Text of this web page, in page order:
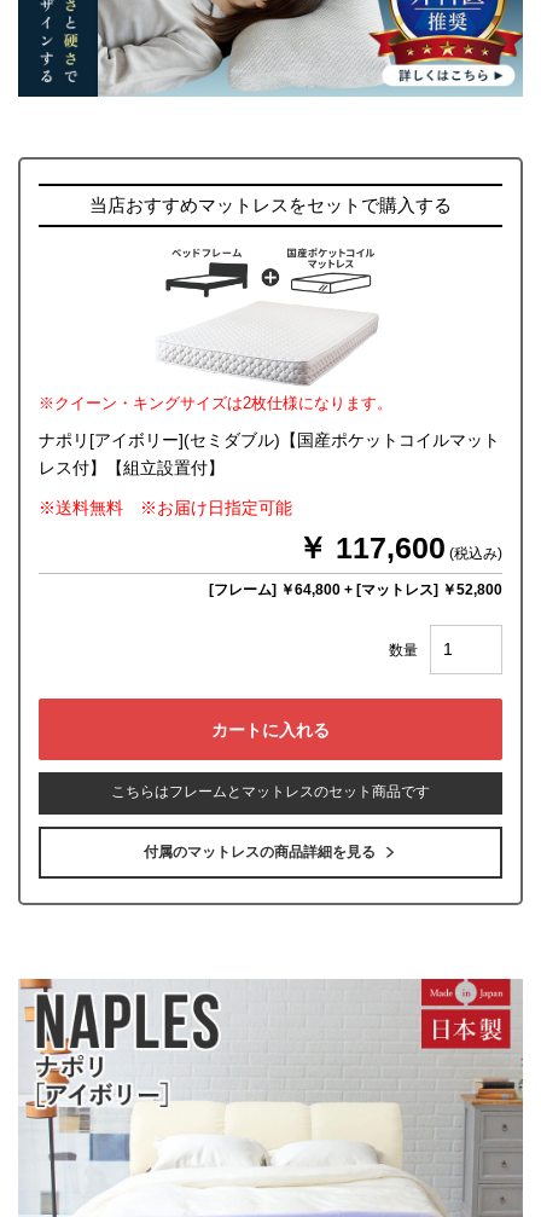
当店おすすめマットレスをセットで購入する
※クイーン・キングサイズは2枚仕様になります。
ナポリ[アイボリー](セミダブル)【国産ポケットコイルマット
レス付】【組立設置付】
※送料無料 ※お届け日指定可能
￥ 117,600 (税込み)
[フレーム] ￥64,800 + [マットレス] ￥52,800
数量
こちらはフレームとマットレスのセット商品です
付属のマットレスの商品詳細を見る